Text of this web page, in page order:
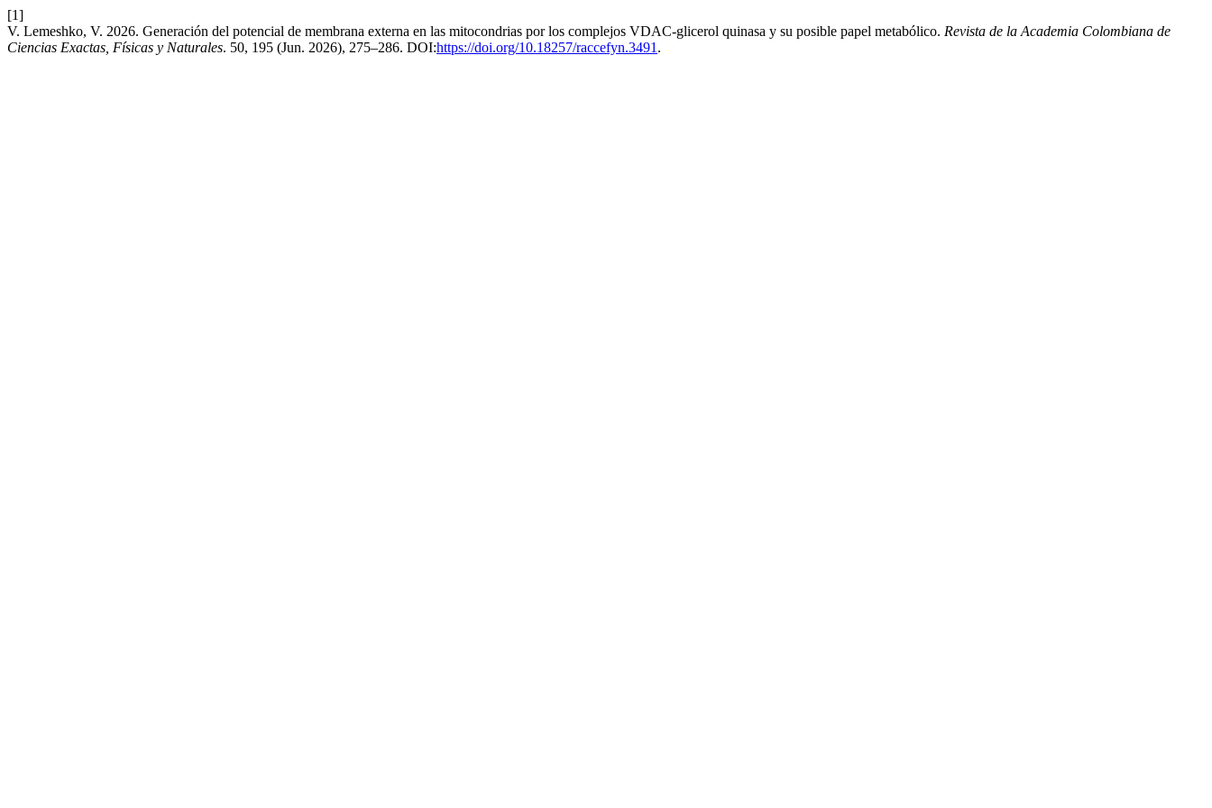
[1]
V. Lemeshko, V. 2026. Generación del potencial de membrana externa en las mitocondrias por los complejos VDAC-glicerol quinasa y su posible papel metabólico. Revista de la Academia Colombiana de
Ciencias Exactas, Físicas y Naturales. 50, 195 (Jun. 2026), 275–286. DOI:https://doi.org/10.18257/raccefyn.3491 .